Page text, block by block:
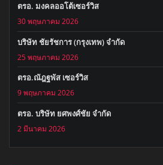
ตรอ. มงคลออโต้เซอร์วิส
30 พฤษภาคม 2026
บริษัท ชัยรัชการ (กรุงเทพ) จำกัด
25 พฤษภาคม 2026
ตรอ.ณัฎฐพัส เซอร์วิส
9 พฤษภาคม 2026
ตรอ. บริษัท ยศพงศ์ชัย จำกัด
2 มีนาคม 2026